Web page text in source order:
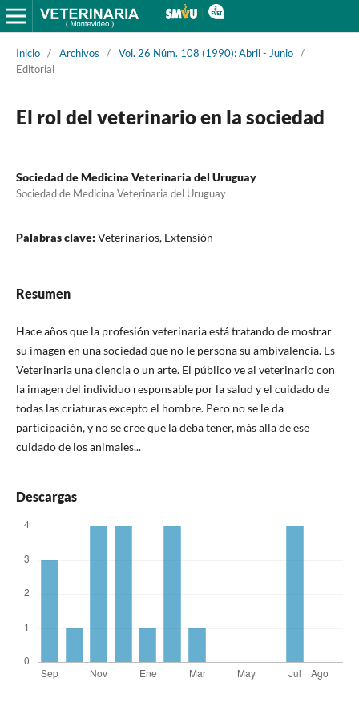
Inicio / Archivos / Vol. 26 Núm. 108 (1990): Abril - Junio /
Editorial
El rol del veterinario en la sociedad
Sociedad de Medicina Veterinaria del Uruguay
Sociedad de Medicina Veterinaria del Uruguay
Palabras clave: Veterinarios, Extensión
Resumen
Hace años que la profesión veterinaria está tratando de mostrar
su imagen en una sociedad que no le persona su ambivalencia. Es
Veterinaria una ciencia o un arte. El público ve al veterinario con
la imagen del individuo responsable por la salud y el cuidado de
todas las criaturas excepto el hombre. Pero no se le da
participación, y no se cree que la deba tener, más alla de ese
cuidado de los animales...
Descargas